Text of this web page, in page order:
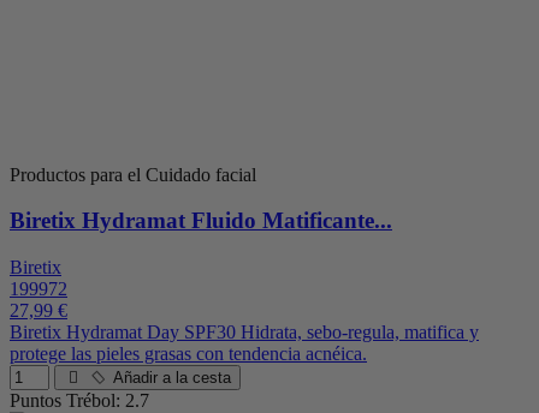
Productos para el Cuidado facial
Biretix Hydramat Fluido Matificante...
Biretix
199972
27,99 €
Biretix Hydramat Day SPF30 Hidrata, sebo-regula, matifica y
protege las pieles grasas con tendencia acnéica.
Añadir a la cesta
Puntos Trébol: 2.7